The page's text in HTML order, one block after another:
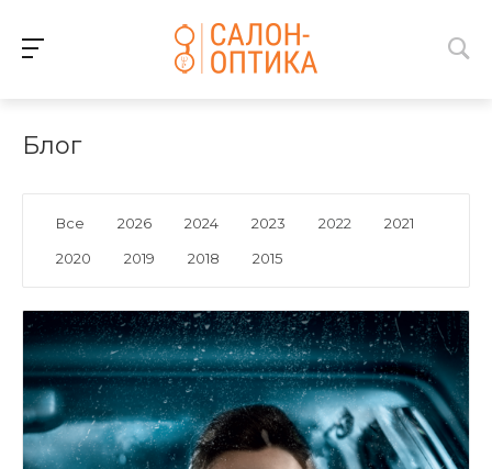
Блог
Все 2026 2024 2023 2022
2021
2020
2019 2018 2015